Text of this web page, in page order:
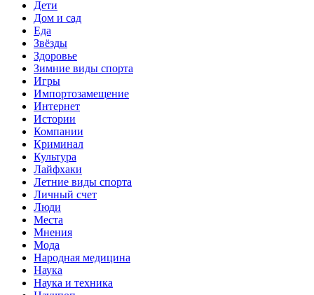
Дети
Дом и сад
Еда
Звёзды
Здоровье
Зимние виды спорта
Игры
Импортозамещение
Интернет
Истории
Компании
Криминал
Культура
Лайфхаки
Летние виды спорта
Личный счет
Люди
Места
Мнения
Мода
Народная медицина
Наука
Наука и техника